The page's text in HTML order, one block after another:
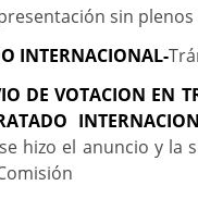
sin
INTERNACIONAL-
DE VOTACION EN
hizo el anuncio y la